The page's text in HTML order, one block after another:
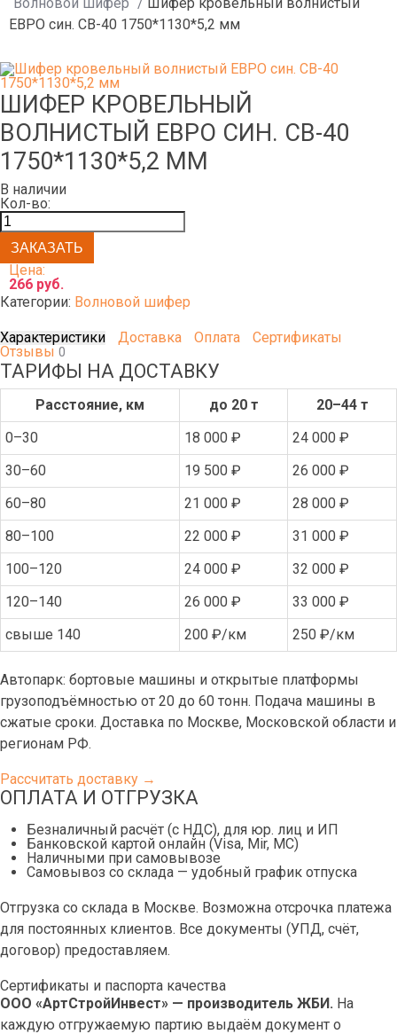
ЕВРО син. СВ-40 1750*1130*5,2 мм
ШИФЕР КРОВЕЛЬНЫЙ
ВОЛНИСТЫЙ ЕВРО СИН. СВ-40
1750*1130*5,2 ММ
В наличии
Кол-во:
Цена:
266 руб.
Категории: Волновой шифер
Характеристики Доставка Оплата
Сертификаты
Отзывы 0
ТАРИФЫ НА ДОСТАВКУ
Расстояние, км до 20 т
20–44 т
0–30
18 000 ₽
24 000 ₽
30–60
19 500 ₽
26 000 ₽
60–80
21 000 ₽
28 000 ₽
80–100
22 000 ₽
31 000 ₽
100–120
24 000 ₽
32 000 ₽
120–140
26 000 ₽
33 000 ₽
свыше 140
200 ₽/км 250 ₽/км
Автопарк: бортовые машины и открытые платформы
грузоподъёмностью от 20 до 60 тонн. Подача машины в
сжатые сроки. Доставка по Москве, Московской области и
регионам РФ.
Рассчитать доставку →
ОПЛАТА И ОТГРУЗКА
Безналичный расчёт (с НДС), для юр. лиц и ИП
Банковской картой онлайн (Visa, Mir, МС)
Наличными при самовывозе
Самовывоз со склада — удобный график отпуска
Отгрузка со склада в Москве. Возможна отсрочка платежа
для постоянных клиентов. Все документы (УПД, счёт,
договор) предоставляем.
Сертификаты и паспорта качества
ООО «АртСтройИнвест» — производитель ЖБИ. На
каждую отгружаемую партию выдаём документ о